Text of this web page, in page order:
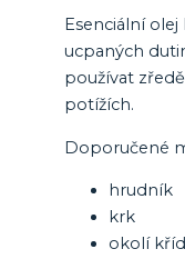
Esenciální olej
ucpaných
používat
potížích.
Doporučené
hrudník
krk
okolí